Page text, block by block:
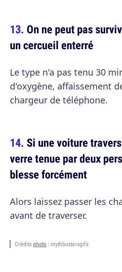
On ne peut pas
un cercueil enterré
Le type n'a pas tenu 30
d'oxygène, affaissement
chargeur de téléphone.
Si une voiture
verre tenue par deux
blesse forcément
Alors laissez passer les
avant de traverser.
Crédits photo : mythbustersgifs